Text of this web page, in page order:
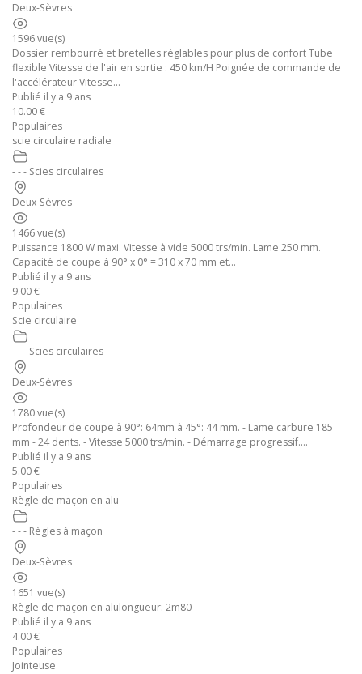
Deux-Sèvres
1596 vue(s)
Dossier rembourré et bretelles réglables pour plus de confort Tube
flexible Vitesse de l'air en sortie : 450 km/H Poignée de commande de
l'accélérateur Vitesse...
Publié il y a 9 ans
10.00 €
Populaires
scie circulaire radiale
- - - Scies circulaires
Deux-Sèvres
1466 vue(s)
Puissance 1800 W maxi. Vitesse à vide 5000 trs/min. Lame 250 mm.
Capacité de coupe à 90° x 0° = 310 x 70 mm et...
Publié il y a 9 ans
9.00 €
Populaires
Scie circulaire
- - - Scies circulaires
Deux-Sèvres
1780 vue(s)
Profondeur de coupe à 90°: 64mm à 45°: 44 mm. - Lame carbure 185
mm - 24 dents. - Vitesse 5000 trs/min. - Démarrage progressif....
Publié il y a 9 ans
5.00 €
Populaires
Règle de maçon en alu
- - - Règles à maçon
Deux-Sèvres
1651 vue(s)
Règle de maçon en alulongueur: 2m80
Publié il y a 9 ans
4.00 €
Populaires
Jointeuse